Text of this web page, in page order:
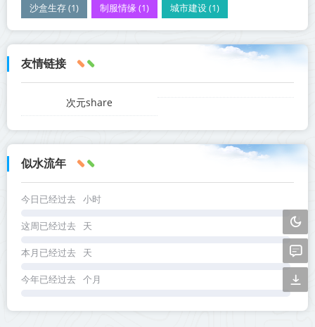
沙盒生存 (1) 制服情缘 (1) 城市建设 (1)
友情链接
次元share
似水流年
今日已经过去 小时
这周已经过去 天
本月已经过去 天
今年已经过去 个月